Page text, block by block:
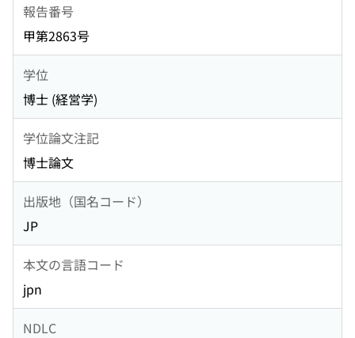
報告番号
甲第2863号
学位
博士 (経営学)
学位論文注記
博士論文
出版地（国名コード）
JP
本文の言語コード
jpn
NDLC